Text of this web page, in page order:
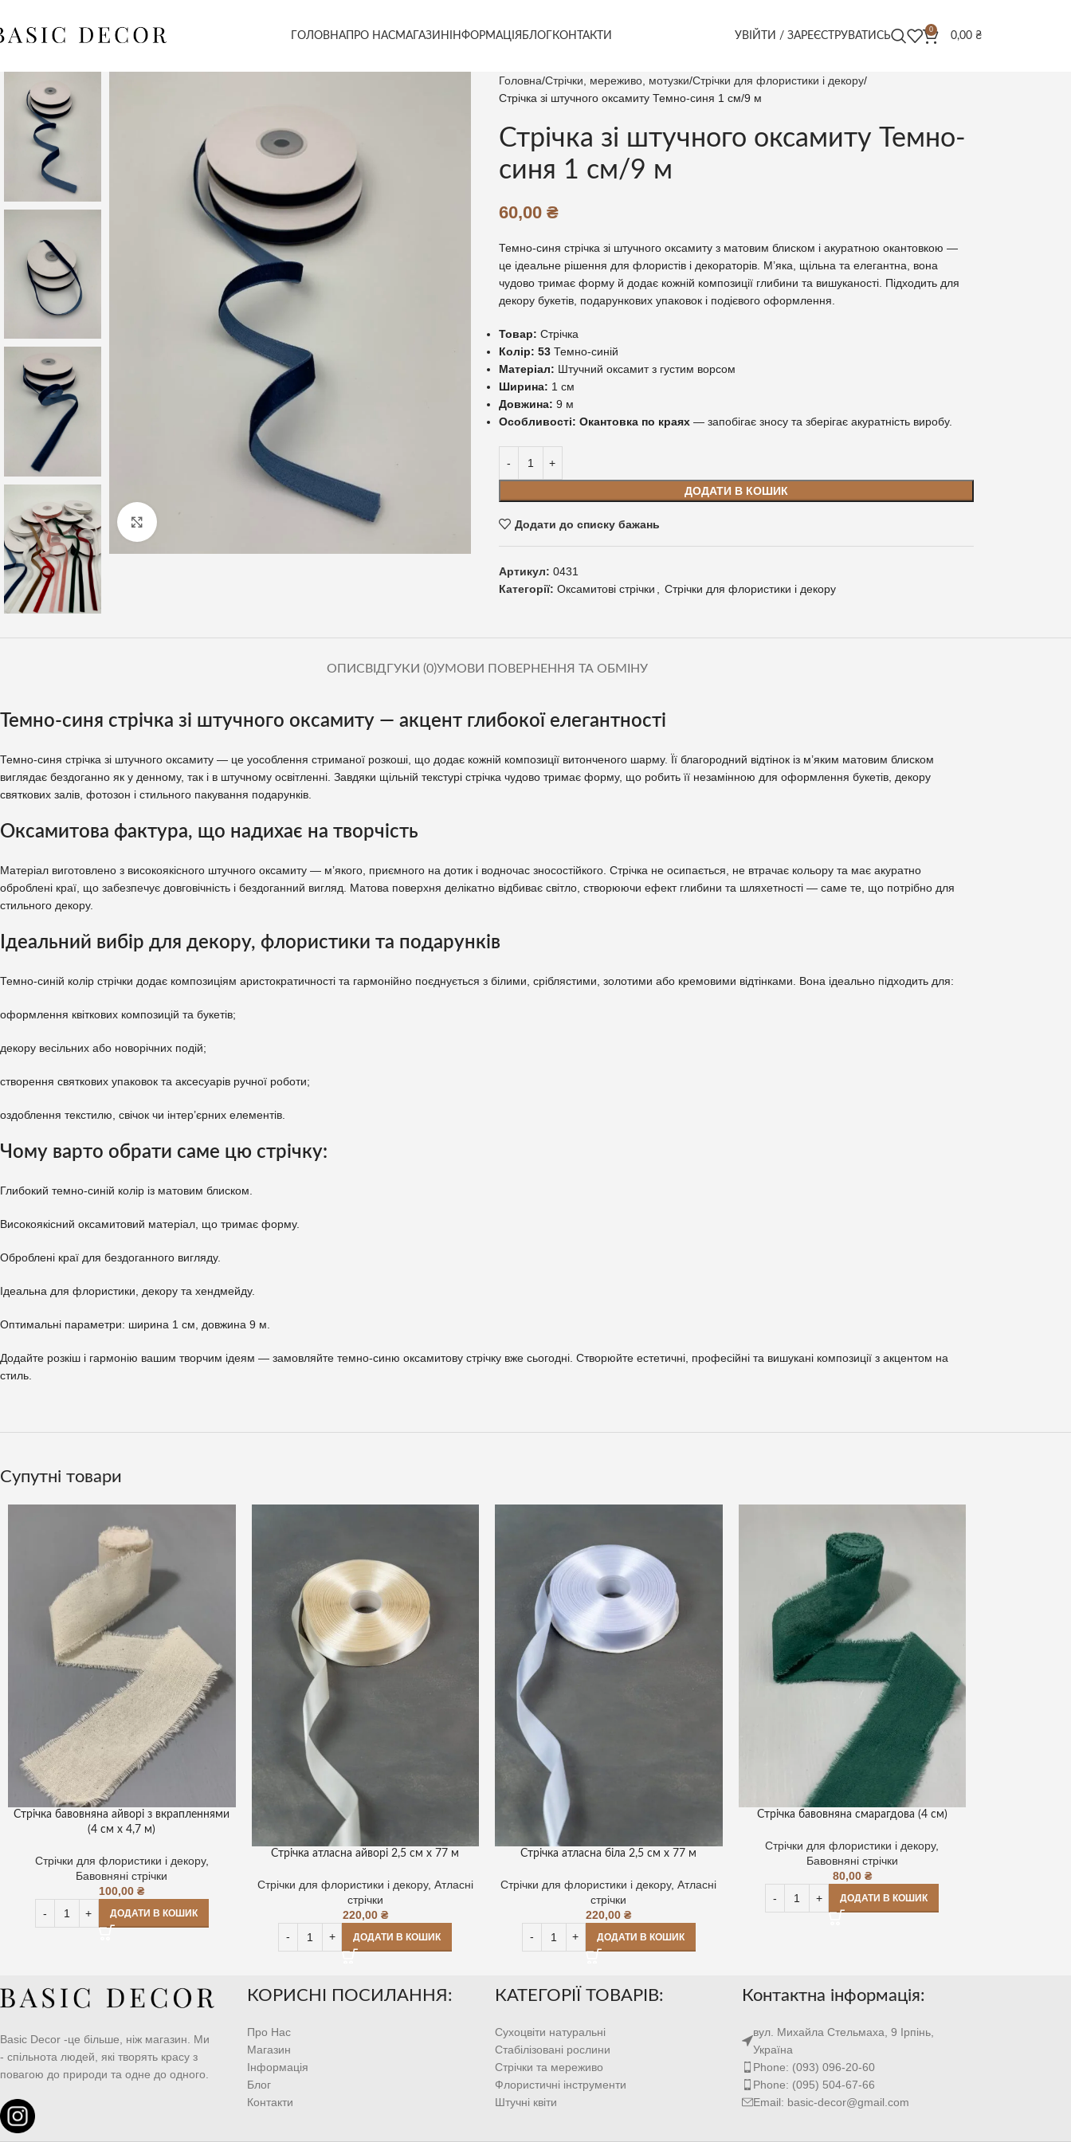
ГОЛОВНАПРО НАСМАГАЗИН ІНФОРМАЦІЯ БЛОГ КОНТАКТИ УВІЙТИ / ЗАРЕЄСТРУВАТИСЬ
0
0,00 ₴
Головна Стрічки, мереживо, мотузки Стрічки для флористики і декору
Стрічка зі штучного оксамиту Темно-синя 1 см/9 м
Стрічка зі штучного оксамиту Темно-
синя 1 см/9 м
60,00 ₴
Темно-синя стрічка зі штучного оксамиту з матовим блиском і акуратною окантовкою —
це ідеальне рішення для флористів і декораторів. М’яка, щільна та елегантна, вона
чудово тримає форму й додає кожній композиції глибини та вишуканості. Підходить для
декору букетів, подарункових упаковок і подієвого оформлення.
Товар: Стрічка
Колір: 53 Темно-синій
Матеріал: Штучний оксамит з густим ворсом
Ширина: 1 см
Довжина: 9 м
Особливості: Окантовка по краях— запобігає зносу та зберігає акуратність виробу.
ДОДАТИ В КОШИК
Додати до списку бажань
Артикул: 0431
Категорії: Оксамитові стрічки Стрічки для флористики і декору
ОПИС ВІДГУКИ (0)УМОВИ ПОВЕРНЕННЯ ТА ОБМІНУ
Темно-синя стрічка зі штучного оксамиту — акцент глибокої елегантності
Темно-синя стрічка зі штучного оксамиту — це уособлення стриманої розкоші, що додає кожній композиції витонченого шарму. Її благородний відтінок із м’яким матовим блиском
виглядає бездоганно як у денному, так і в штучному освітленні. Завдяки щільній текстурі стрічка чудово тримає форму, що робить її незамінною для оформлення букетів, декору
святкових залів, фотозон і стильного пакування подарунків.
Оксамитова фактура, що надихає на творчість
Матеріал виготовлено з високоякісного штучного оксамиту — м’якого, приємного на дотик і водночас зносостійкого. Стрічка не осипається, не втрачає кольору та має акуратно
оброблені краї, що забезпечує довговічність і бездоганний вигляд. Матова поверхня делікатно відбиває світло, створюючи ефект глибини та шляхетності — саме те, що потрібно для
стильного декору.
Ідеальний вибір для декору, флористики та подарунків
Темно-синій колір стрічки додає композиціям аристократичності та гармонійно поєднується з білими, сріблястими, золотими або кремовими відтінками. Вона ідеально підходить для:
оформлення квіткових композицій та букетів;
декору весільних або новорічних подій;
створення святкових упаковок та аксесуарів ручної роботи;
оздоблення текстилю, свічок чи інтер’єрних елементів.
Чому варто обрати саме цю стрічку:
Глибокий темно-синій колір із матовим блиском.
Високоякісний оксамитовий матеріал, що тримає форму.
Оброблені краї для бездоганного вигляду.
Ідеальна для флористики, декору та хендмейду.
Оптимальні параметри: ширина 1 см, довжина 9 м.
Додайте розкіш і гармонію вашим творчим ідеям — замовляйте темно-синю оксамитову стрічку вже сьогодні. Створюйте естетичні, професійні та вишукані композиції з акцентом на
стиль.
Супутні товари
Стрічка бавовняна айворі з вкрапленнями
(4 см х 4,7 м)
Стрічки для флористики і декору,
Бавовняні стрічки
100,00₴
ДОДАТИ В КОШИК
Стрічка атласна айворі 2,5 см х 77 м
Стрічки для флористики і декору, Атласні
стрічки
220,00 ₴
ДОДАТИ В КОШИК
Стрічка атласна біла 2,5 см х 77 м
Стрічки для флористики і декору,Атласні
стрічки
220,00₴
ДОДАТИ В КОШИК
Стрічка бавовняна смарагдова (4 см)
Стрічки для флористики і декору,
Бавовняні стрічки
80,00 ₴
ДОДАТИ В КОШИК
Basic Decor -це більше, ніж магазин. Ми
- спільнота людей, які творять красу з
повагою до природи та одне до одного.
КОРИСНІ ПОСИЛАННЯ:
Про Нас
Магазин
Інформація
Блог
Контакти
КАТЕГОРІЇ ТОВАРІВ:
Сухоцвіти натуральні
Стабілізовані рослини
Стрічки та мереживо
Флористичні інструменти
Штучні квіти
Контактна інформація:
вул. Михайла Стельмаха, 9 Ірпінь,
Україна
Phone: (093) 096-20-60
Phone: (095) 504-67-66
Email: basic-decor@gmail.com